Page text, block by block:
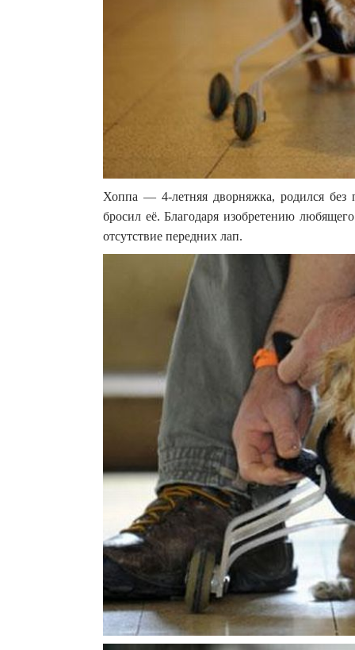
Хоппа — 4-летняя дворняжка, родился
бросил её. Благодаря изобретению
отсутствие передних лап.